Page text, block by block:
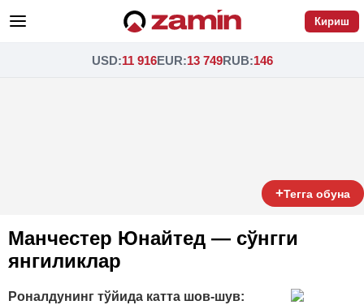
Кириш
USD:11 916EUR:13 749RUB:146
+Тегга обуна
Манчестер Юнайтед — сўнгги
янгиликлар
Роналдунинг тўйида катта шов-шув: